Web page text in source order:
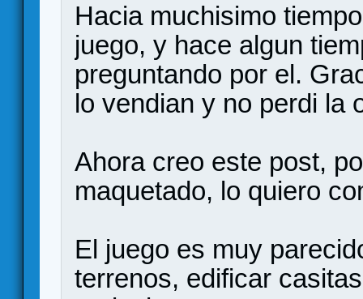
Hacia muchisimo
juego, y hace algun
preguntando por el.
lo vendian y no perdi la
Ahora creo este post,
maquetado, lo quiero
El juego es muy
terrenos, edificar